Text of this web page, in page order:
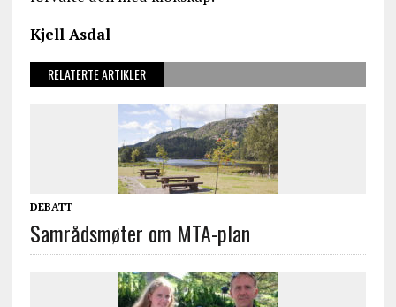
Kjell Asdal
RELATERTE ARTIKLER
DEBATT
Samrådsmøter om MTA-plan